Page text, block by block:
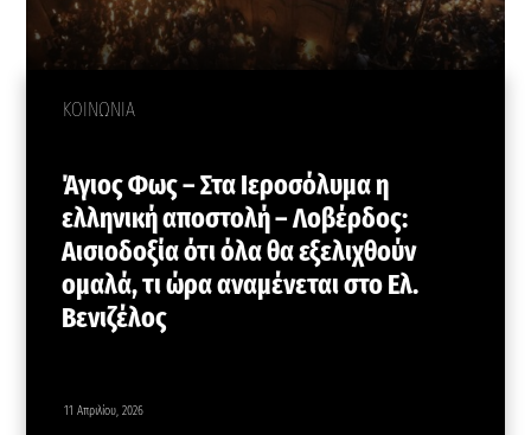
ΚΟΙΝΩΝΙΑ
Άγιος Φως – Στα Ιεροσόλυμα η
ελληνική αποστολή – Λοβέρδος:
Αισιοδοξία ότι όλα θα εξελιχθούν
ομαλά, τι ώρα αναμένεται στο Ελ.
Βενιζέλος
11 Απριλίου, 2026